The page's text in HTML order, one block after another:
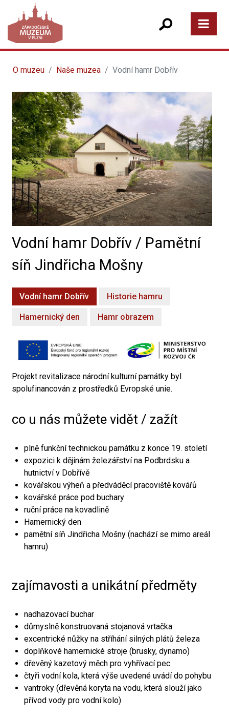
O muzeu Naše muzea Vodní hamr Dobřív
Vodní hamr Dobřív / Pamětní
síň Jindřicha Mošny
Vodní hamr Dobřív Historie hamru
Hamernický den Hamr obrazem
Projekt revitalizace národní kulturní památky byl
spolufinancován z prostředků Evropské unie.
co u nás můžete vidět / zažít
plně funkční technickou památku z konce 19. století
expozici k dějinám železářství na Podbrdsku a
hutnictví v Dobřívě
kovářskou výheň a předváděcí pracoviště kovářů
kovářské práce pod buchary
ruční práce na kovadlině
Hamernický den
pamětní síň Jindřicha Mošny (nachází se mimo areál
hamru)
zajímavosti a unikátní předměty
nadhazovací buchar
důmyslně konstruovaná stojanová vrtačka
excentrické nůžky na stříhání silných plátů železa
doplňkové hamernické stroje (brusky, dynamo)
dřevěný kazetový měch pro vyhřívací pec
čtyři vodní kola, která výše uvedené uvádí do pohybu
vantroky (dřevěná koryta na vodu, která slouží jako
přívod vody pro vodní kolo)